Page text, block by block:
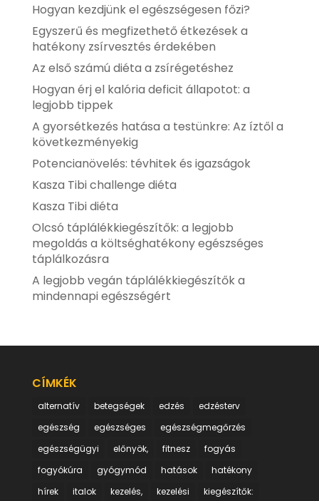
Hogyan kezdjünk el egészségesen főzi?
Egyszerű és megfizethető étkezések a
hatékony zsírvesztés érdekében
Az első számú diéta a zsírégetéshez
Hogyan érj el kalória deficit állapotot: a
legjobb tippek
A gyorsétkezés hatása a testünkre: Az íztől a
következményekig
Potencianövelés: tévhitek és igazságok
Kasza Tibi challenge diéta
Kasza Tibi diéta
Olcsó táplálékkiegészítők: a legjobb
megoldás a költséghatékony egészséges
táplálkozásra
A legjobb vegán táplálékkiegészítők a
mindennapi egészségért
CÍMKÉK
alternatív betegségek edzés
edzésterv
egészség
egészséges
egészségmegőrzés
egészségügyi
előnyök, fitnesz
fogyás
fogyókúra
gyógymód hatások
hatékony
hírek
italok kezelés, kezelési
kiegészítők: